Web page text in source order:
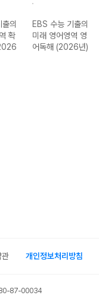
의
확
EBS 수능 기출의
미래 영어영역 영
어독해 (2026년)
관 개인정보처리방침
: 780-87-00034